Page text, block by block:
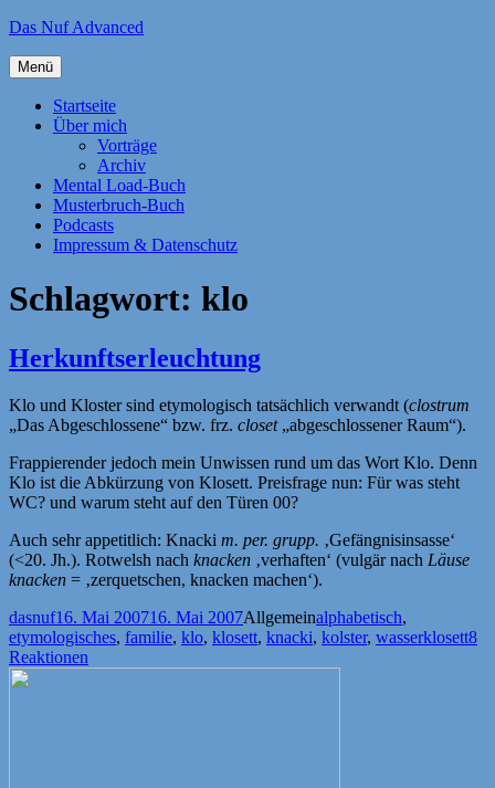
Zum
springen
Das Nuf Advanced
Menü
Startseite
Über mich
Vorträge
Archiv
Mental Load-Buch
Musterbruch-Buch
Podcasts
Impressum & Datenschutz
Schlagwort: klo
Herkunftserleuchtung
Klo und Kloster sind etymologisch tatsächlich verwandt (clostrum
„Das Abgeschlossene“ bzw. frz. closet „abgeschlossener Raum“).
Frappierender jedoch mein Unwissen rund um das Wort Klo. Denn
Klo ist die Abkürzung von Klosett. Preisfrage nun: Für was steht
WC? und warum steht auf den Türen 00?
Auch sehr appetitlich: Knacki m. per. grupp. ‚Gefängnisinsasse‘
(<20. Jh.). Rotwelsh nach knacken ‚verhaften‘ (vulgär nach Läuse
knacken = ‚zerquetschen, knacken machen‘).
Autor
dasnufVeröffentlicht
am
16. Mai 200716. Mai 2007Kategorien
AllgemeinSchlagwörter
alphabetisch,
etymologisches, familie, klo, klosett, knacki, kolster, wasserklosett8
Reaktionen